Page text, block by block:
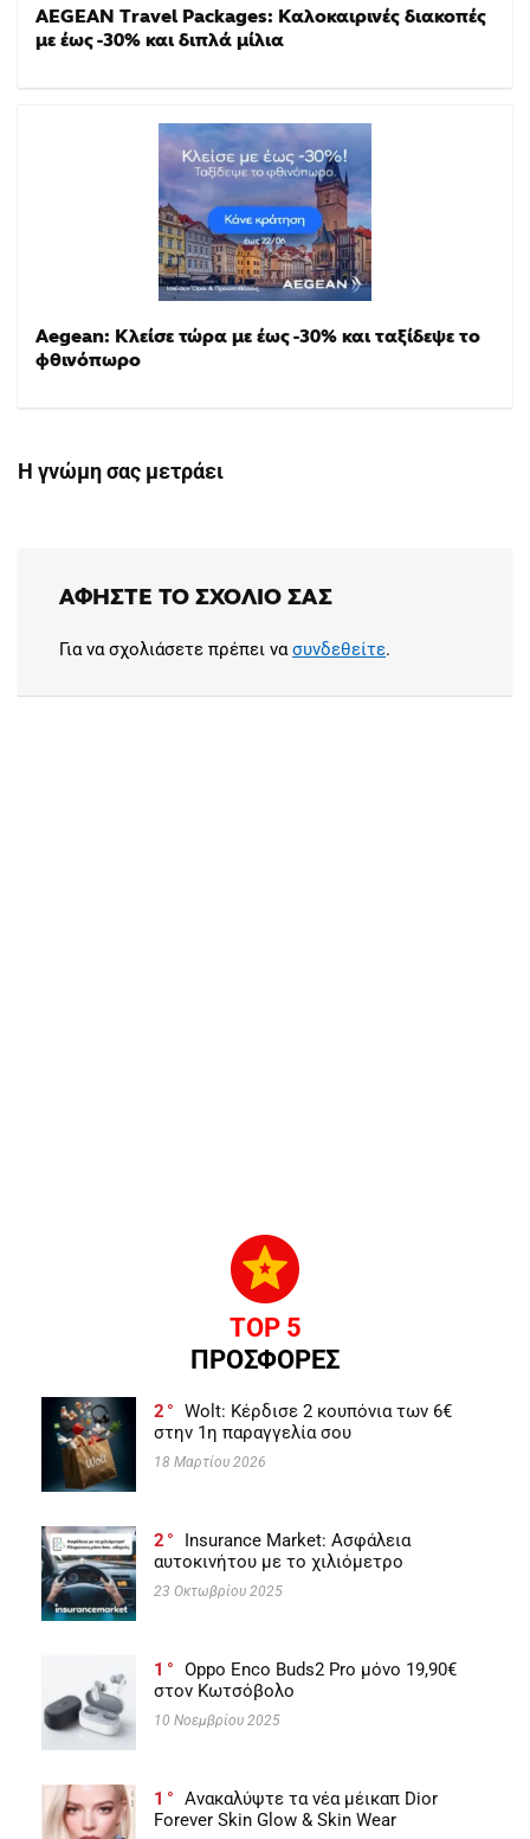
AEGEAN Travel Packages: Καλοκαιρινές διακοπές
με έως -30% και διπλά μίλια
Aegean: Κλείσε τώρα με έως -30% και ταξίδεψε το
φθινόπωρο
Η γνώμη σας μετράει
ΑΦΉΣΤΕ ΤΟ ΣΧΌΛΙΟ ΣΑΣ
Για να σχολιάσετε πρέπει νασυνδεθείτε.
TOP 5
ΠΡΟΣΦΟΡΕΣ
2
Wolt: Κέρδισε 2 κουπόνια των 6€
στην 1η παραγγελία σου
18 Μαρτίου 2026
2
Insurance Market: Ασφάλεια
αυτοκινήτου με το χιλιόμετρο
23 Οκτωβρίου 2025
1
Oppo Enco Buds2 Pro μόνο 19,90€
στον Κωτσόβολο
10 Νοεμβρίου 2025
1
Ανακαλύψτε τα νέα μέικαπ Dior
Forever Skin Glow & Skin Wear